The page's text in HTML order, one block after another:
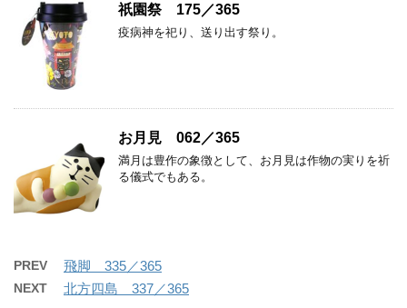
祇園祭 175／365
疫病神を祀り、送り出す祭り。
お月見 062／365
満月は豊作の象徴として、お月見は作物の実りを祈
る儀式でもある。
PREV 飛脚 335／365
NEXT 北方四島 337／365